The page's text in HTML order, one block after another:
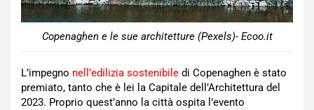
Copenaghen e le sue architetture (Pexels)- Ecoo.it
L’impegno nell’edilizia sostenibile di Copenaghen è stato
premiato, tanto che è lei la Capitale dell’Architettura del
2023. Proprio quest’anno la città ospita l’evento